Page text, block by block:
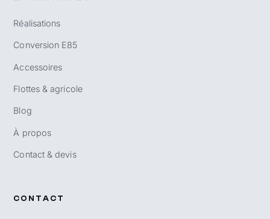
Réalisations
Conversion E85
Accessoires
Flottes & agricole
Blog
À propos
Contact & devis
CONTACT